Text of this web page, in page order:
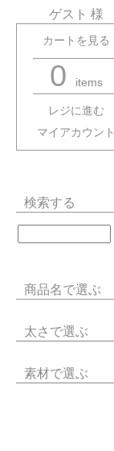
ゲスト 様
カートを見る
0 items
レジに進む
マイアカウント
検索する
商品名で選ぶ
太さで選ぶ
素材で選ぶ